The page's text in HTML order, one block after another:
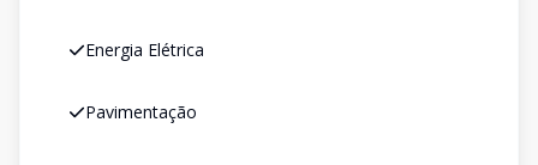
Energia Elétrica
Pavimentação